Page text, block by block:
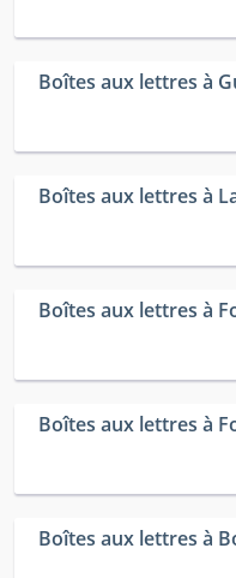
Boîtes aux lettres à
Boîtes aux lettres à
Boîtes aux lettres à
Boîtes aux lettres à
Boîtes aux lettres à